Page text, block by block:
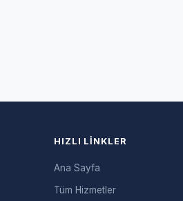
HIZLI LINKLER
Ana Sayfa
Tüm Hizmetler